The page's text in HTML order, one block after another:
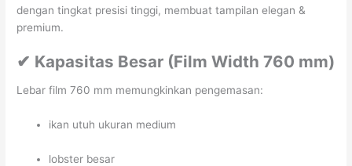
dengan tingkat presisi tinggi, membuat tampilan elegan &
premium.
✔ Kapasitas Besar (Film Width 760 mm)
Lebar film 760 mm memungkinkan pengemasan:
ikan utuh ukuran medium
lobster besar